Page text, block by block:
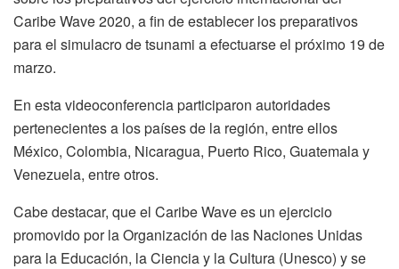
Caribe Wave 2020, a fin de establecer los preparativos
para el simulacro de tsunami a efectuarse el próximo 19 de
marzo.
En esta videoconferencia participaron autoridades
pertenecientes a los países de la región, entre ellos
México, Colombia, Nicaragua, Puerto Rico, Guatemala y
Venezuela, entre otros.
Cabe destacar, que el Caribe Wave es un ejercicio
promovido por la Organización de las Naciones Unidas
para la Educación, la Ciencia y la Cultura (Unesco) y se